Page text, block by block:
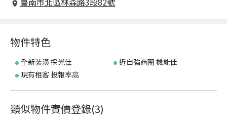
物件特色
全新裝潢 採光佳
近自強商圈 機能佳
現有租客 投報率高
類似物件實價登錄(3)